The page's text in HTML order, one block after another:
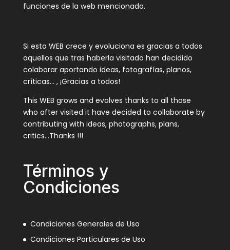
funciones de la web mencionada.
Si esta WEB crece y evoluciona es gracias a todos
aquellos que tras haberla visitado han decidido
colaborar aportando ideas, fotografías, planos,
críticas… , ¡Gracias a todos!
This WEB grows and evolves thanks to all those
who after visited it have decided to collaborate by
contributing with ideas, photographs, plans,
critics…Thanks !!!
Términos y
Condiciones
Condiciones Generales de Uso
Condiciones Particulares de Uso